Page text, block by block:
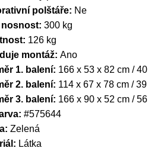
polštáře: Ne
nosnost: 300 kg
126 kg
montáž: Ano
1. balení: 166 x 53 x 82 cm /
2. balení: 114 x 67 x 78 cm /
3. balení: 166 x 90 x 52 cm /
#575644
Zelená
Látka